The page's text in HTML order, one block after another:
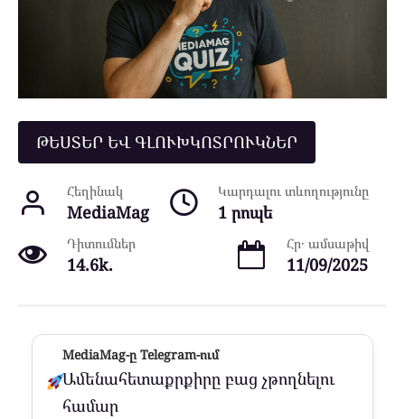
ԹԵՍՏԵՐ ԵՎ ԳԼՈՒԽԿՈՏՐՈՒԿՆԵՐ
Հեղինակ
MediaMag
Կարդալու տևողությունը
1 րոպե
Դիտումներ
14.6k.
Հր․ ամսաթիվ
11/09/2025
MediaMag-ը Telegram-ում
Ամենահետաքրքիրը բաց չթողնելու
համար